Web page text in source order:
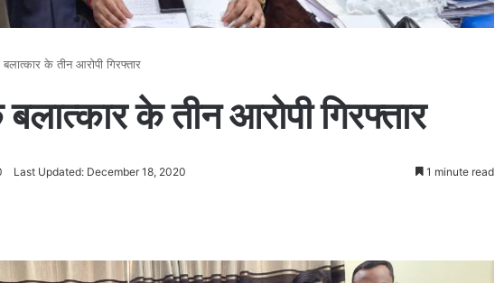
के तीन आरोपी गिरफ्तार
के तीन आरोपी गिरफ्तार
Last Updated: December 18, 2020 1 minute read